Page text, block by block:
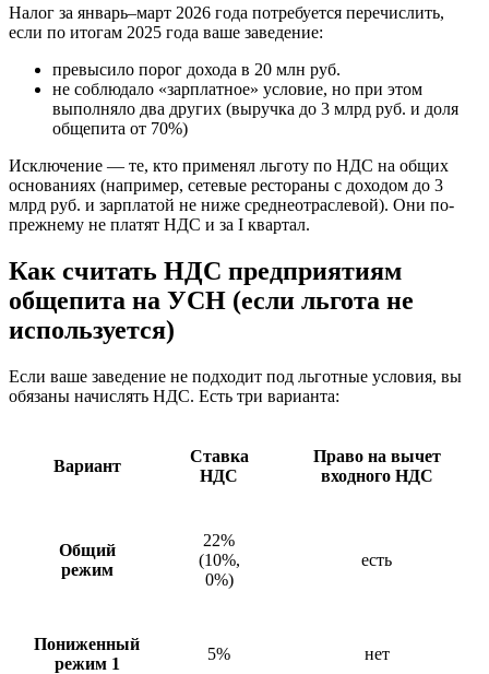
Налог за январь–март 2026 года потребуется перечислить,
если по итогам 2025 года ваше заведение:
превысило порог дохода в 20 млн руб.
не соблюдало «зарплатное» условие, но при этом
выполняло два других (выручка до 3 млрд руб. и доля
общепита от 70%)
Исключение — те, кто применял льготу по НДС на общих
основаниях (например, сетевые рестораны с доходом до 3
млрд руб. и зарплатой не ниже среднеотраслевой). Они по-
прежнему не платят НДС и за I квартал.
Как считать НДС предприятиям
общепита на УСН (если льгота не
используется)
Если ваше заведение не подходит под льготные условия, вы
обязаны начислять НДС. Есть три варианта:
Вариант
Ставка
НДС
Право на вычет
входного НДС
Общий
режим
22%
(10%,
0%)
есть
Пониженный
режим 1
5% нет